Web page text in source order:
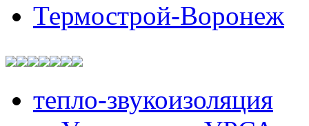
Термострой-Воронеж
тепло-звукоизоляция